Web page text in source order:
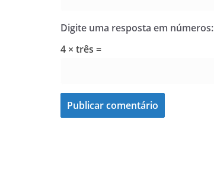
Digite uma resposta em números:
4 × três =